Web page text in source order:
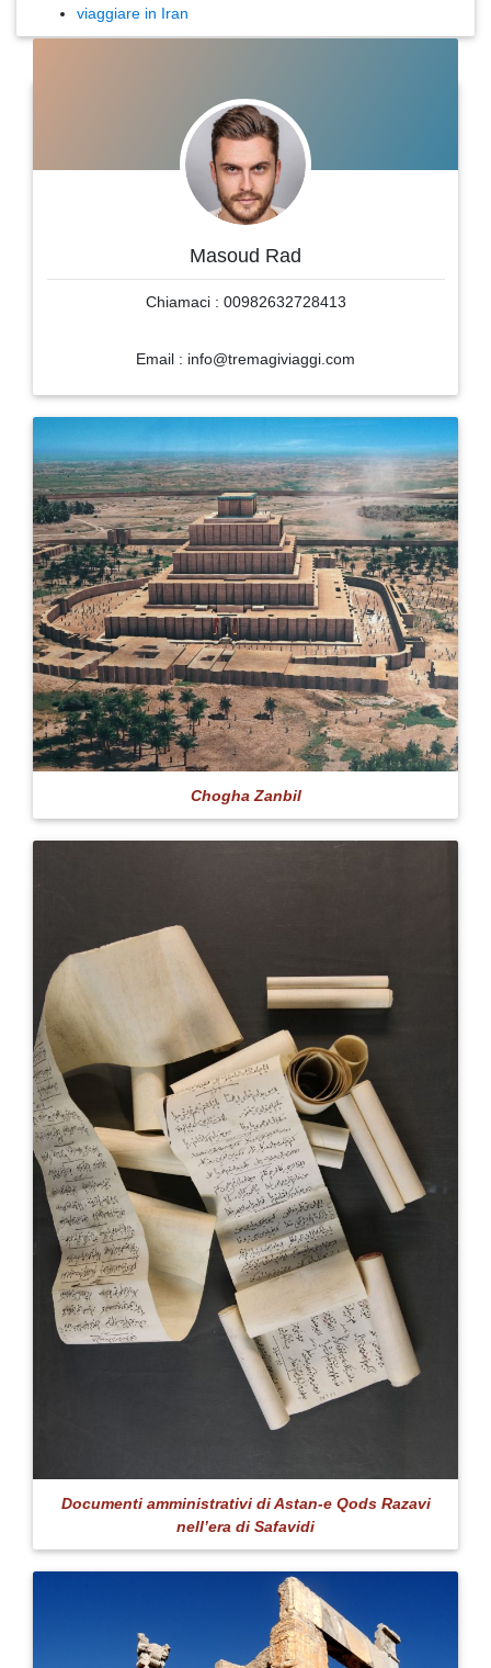
viaggiare in Iran
Masoud Rad
Chiamaci : 00982632728413
Email : info@tremagiviaggi.com
Chogha Zanbil
Documenti amministrativi di Astan-e Qods Razavi
nell’era di Safavidi